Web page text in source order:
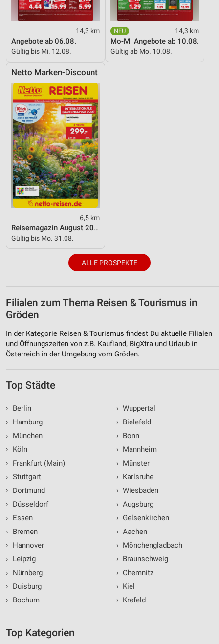
14,3 km
Angebote ab 06.08.
Gültig bis Mi. 12.08.
14,3 km
Mo-Mi Angebote ab 10.08.
Gültig ab Mo. 10.08.
Netto Marken-Discount
6,5 km
Reisemagazin August 2026
Gültig bis Mo. 31.08.
ALLE PROSPEKTE
Filialen zum Thema Reisen & Tourismus in
Gröden
In der Kategorie Reisen & Tourismus findest Du aktuelle Filialen
und Öffnungszeiten von z.B. Kaufland, BigXtra und Urlaub in
Österreich in der Umgebung vom Gröden.
Top Städte
›
Berlin
›
Hamburg
›
München
›
Köln
›
Frankfurt (Main)
› Stuttgart
›
Dortmund
›
Düsseldorf
›
Essen
›
Bremen
›
Hannover
›
Leipzig
›
Nürnberg
›
Duisburg
›
Bochum
› Wuppertal
› Bielefeld
› Bonn
› Mannheim
› Münster
› Karlsruhe
› Wiesbaden
› Augsburg
› Gelsenkirchen
› Aachen
› Mönchengladbach
› Braunschweig
› Chemnitz
› Kiel
› Krefeld
Top Kategorien
Entwicklung und Verbesserung der Angebote
Verwendung reduzierter Daten zur Auswahl von
Inhalten
IAB-Besonderheiten:
Verwendung genauer Standortdaten
Geräte anhand von aktiv angeforderten
Informationen identifizieren
Nicht-IAB-Verarbeitungszwecke:
Notwendig
Performance
Funktional
Werbung